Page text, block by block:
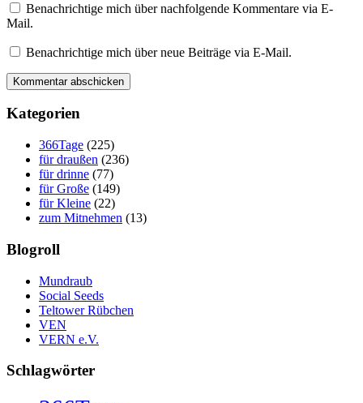
Benachrichtige mich über nachfolgende Kommentare via E-
Mail.
Benachrichtige mich über neue Beiträge via E-Mail.
Kategorien
366Tage (225)
für draußen (236)
für drinne (77)
für Große (149)
für Kleine (22)
zum Mitnehmen (13)
Blogroll
Mundraub
Social Seeds
Teltower Rübchen
VEN
VERN e.V.
Schlagwörter